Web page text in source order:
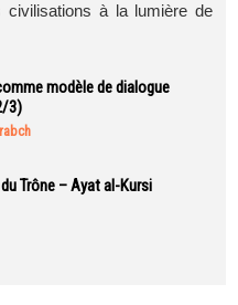
civilisations à la lumière de
modèle de dialogue
3)
Trône – Ayat al-Kursi